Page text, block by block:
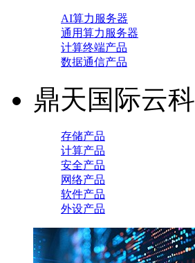
AI算力服务器
通用算力服务器
计算终端产品
数据通信产品
鼎天国际云科
存储产品
计算产品
安全产品
网络产品
软件产品
外设产品